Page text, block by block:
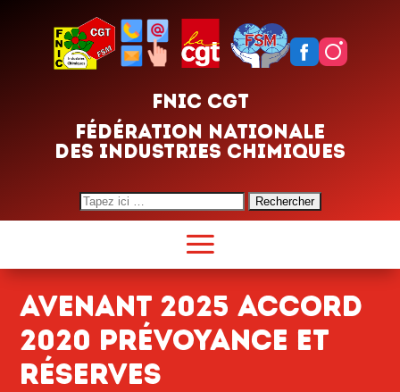
FNIC CGT
FÉDÉRATION NATIONALE
DES INDUSTRIES CHIMIQUES
Search
for:
avenant 2025 accord
2020 prÉvoyance et
rÉserves